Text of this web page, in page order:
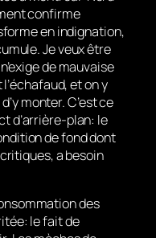
confirme
en indignation,
Je veux être
de mauvaise
et on y
monter. C’est ce
d’arrière-plan: le
de fond dont
a besoin
des
le fait de